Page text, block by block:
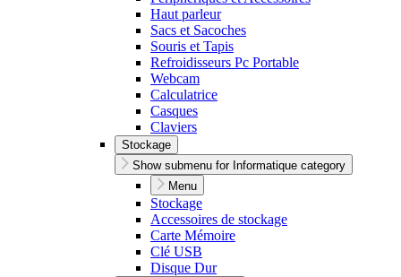
Haut parleur
Sacs et Sacoches
Souris et Tapis
Refroidisseurs Pc Portable
Webcam
Calculatrice
Casques
Claviers
Stockage
Show submenu for Informatique category
Menu
Stockage
Accessoires de stockage
Carte Mémoire
Clé USB
Disque Dur